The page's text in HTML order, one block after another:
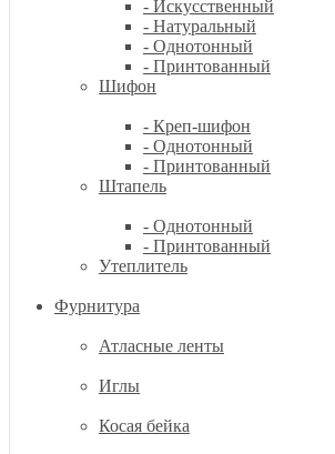
- Искусственный
- Натуральный
- Однотонный
- Принтованный
Шифон
- Креп-шифон
- Однотонный
- Принтованный
Штапель
- Однотонный
- Принтованный
Утеплитель
Фурнитура
Атласные ленты
Иглы
Косая бейка